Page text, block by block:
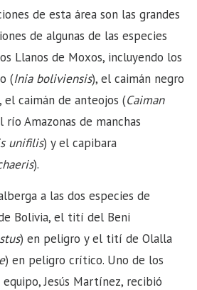
de esta área son las grandes
de algunas de las especies
Llanos de Moxos, incluyendo los
(Inia boliviensis), el caimán negro
el caimán de anteojos (Caiman
Amazonas de manchas
unifilis) y el capibara
).
a las dos especies de
Bolivia, el tití del Beni
) en peligro y el tití de Olalla
) en peligro crítico. Uno de los
Jesús Martínez, recibió